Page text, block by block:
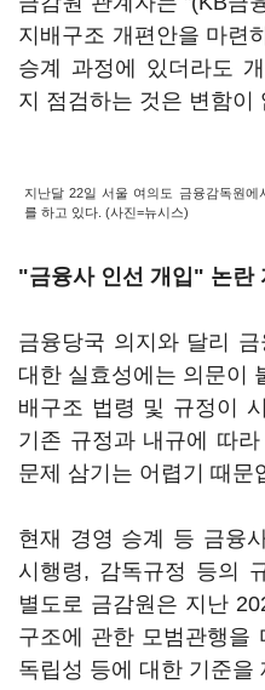
지배구조 개편안을 마련
승계 과정에 있더라도
지 점검하는 것은 변함이
지난달 22일 서울 여의도 금융감독원
를 하고 있다. (사진=뉴시스)
"금융사 인선 개입" 논란
금융당국 의지와 달리
대한 실효성에는 의문이
배구조 법령 및 규정이
기존 규정과 내규에 따
문제 삼기는 어렵기 때문
현재 경영 승계 등 금융
시행령, 감독규정 등의
별도로 금감원은 지난
구조에 관한 모범관행을
독립성 등에 대한 기준을